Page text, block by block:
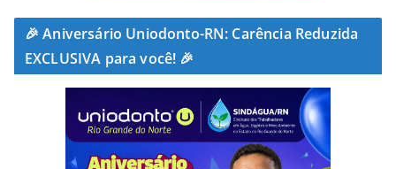
🎉 Aniversário Uniodonto-RN: Carência Reduzida
EXCLUSIVA para você! 🎉